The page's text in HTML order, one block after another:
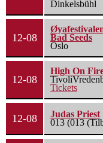
Dinkelsbühl
12-08
Bad Seeds
Oslo
12-08
High On
Tickets
12-08
Judas Priest
013 (013